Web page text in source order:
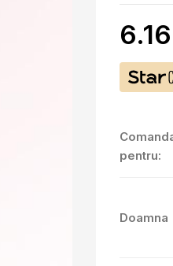
pentru:
Doamna